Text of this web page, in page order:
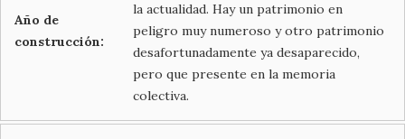
Año de
construcción:
la actualidad. Hay un patrimonio en
peligro muy numeroso y otro patrimonio
desafortunadamente ya desaparecido,
pero que presente en la memoria
colectiva.